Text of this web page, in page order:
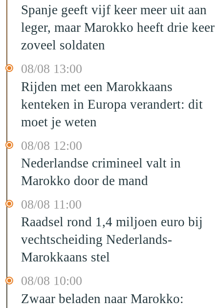
Spanje geeft vijf keer meer uit aan
leger, maar Marokko heeft drie keer
zoveel soldaten
08/08 13:00
Rijden met een Marokkaans
kenteken in Europa verandert: dit
moet je weten
08/08 12:00
Nederlandse crimineel valt in
Marokko door de mand
08/08 11:00
Raadsel rond 1,4 miljoen euro bij
vechtscheiding Nederlands-
Marokkaans stel
08/08 10:00
Zwaar beladen naar Marokko: